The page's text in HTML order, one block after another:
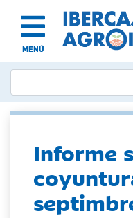
MENÚ
Informe